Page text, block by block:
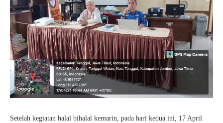
Setelah kegiatan halal bihalal kemarin, pada hari kedua ini, 17 April